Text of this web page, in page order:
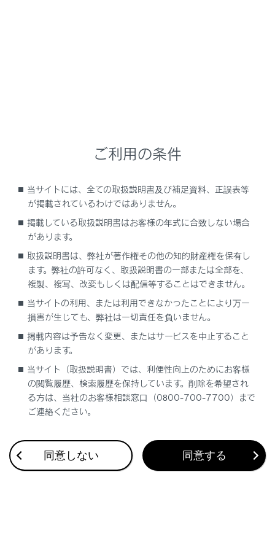
クリアランスソナー
合わせて見られているページ
Lexus Teammate Advanced Park
低速時に障害物との接近を検知してブレーキをかける
最適な車間距離を保って追従走行する
ご利用の条件
当サイトには、全ての取扱説明書及び補足資料、正誤表等
が掲載されているわけではありません。
掲載している取扱説明書はお客様の年式に合致しない場合
があります。
取扱説明書は、弊社が著作権その他の知的財産権を保有し
ます。弊社の許可なく、取扱説明書の一部または全部を、
複製、複写、改変もしくは配信等することはできません。
当サイトの利用、または利用できなかったことにより万一
損害が生じても、弊社は一切責任を負いません。
掲載内容は予告なく変更、またはサービスを中止すること
があります。
当サイト（取扱説明書）では、利便性向上のためにお客様
の閲覧履歴、検索履歴を保持しています。削除を希望され
る方は、当社のお客様相談窓口（0800-700-7700）まで
ご連絡ください。
同意しない 同意する